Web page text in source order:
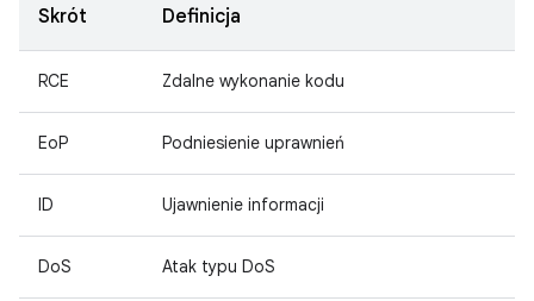
Skrót Definicja
RCE Zdalne wykonanie kodu
EoP Podniesienie uprawnień
ID Ujawnienie informacji
DoS Atak typu DoS